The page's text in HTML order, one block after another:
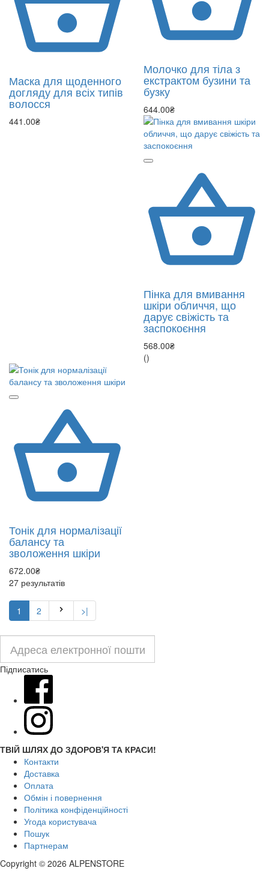
Маска для щоденного
догляду для всіх типів
волосся
441.00₴
Молочко для тіла з
екстрактом бузини та
бузку
644.00₴
Пінка для вмивання
шкіри обличчя, що
дарує свіжість та
заспокоєння
568.00₴
()
Тонік для нормалізації
балансу та
зволоження шкіри
672.00₴
27 результатів
1 2 >|
Підписатись
ТВІЙ ШЛЯХ ДО ЗДОРОВ'Я ТА КРАСИ!
Контакти
Доставка
Оплата
Обмін і повернення
Політика конфіденційності
Угода користувача
Пошук
Партнерам
Copyright © 2026 ALPENSTORE